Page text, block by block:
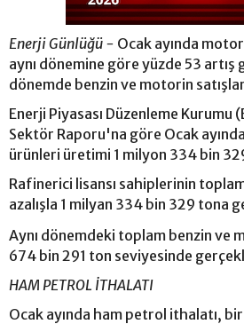
Enerji Günlüğü - Ocak ayında
aynı dönemine göre yüzde 53 artış
dönemde benzin ve motorin
Enerji Piyasası Düzenleme Kurumu
Sektör Raporu'na göre Ocak
ürünleri üretimi 1 milyon 334 bin
Rafinerici lisansı sahiplerinin
azalışla 1 milyan 334 bin 329 tona
Aynı dönemdeki toplam benzin ve
674 bin 291 ton seviyesinde
HAM PETROL İTHALATI
Ocak ayında ham petrol ithalatı,